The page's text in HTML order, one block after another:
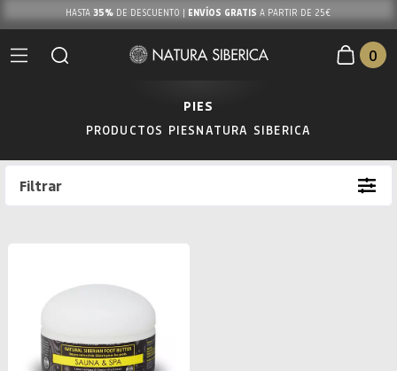
HASTA 35% DE DESCUENTO | ENVÍOS GRATISA PARTIR DE 25€
0
PIES
PRODUCTOS PIESNATURA SIBERICA
Filtrar